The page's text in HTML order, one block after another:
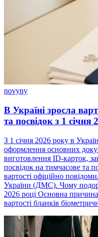
novyny
В Україні зросла
та посвідок з 1 січня
З 1 січня 2026 року в
оформлення основних
виготовлення ID-карток,
посвідок на тимчасове та
вартості офіційно
України (ДМС). Чому
2026 році Основна
вартості бланків